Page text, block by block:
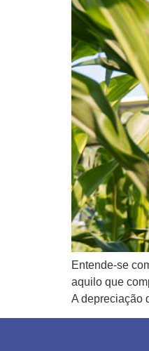
Entende-se
aquilo que
A depreciação